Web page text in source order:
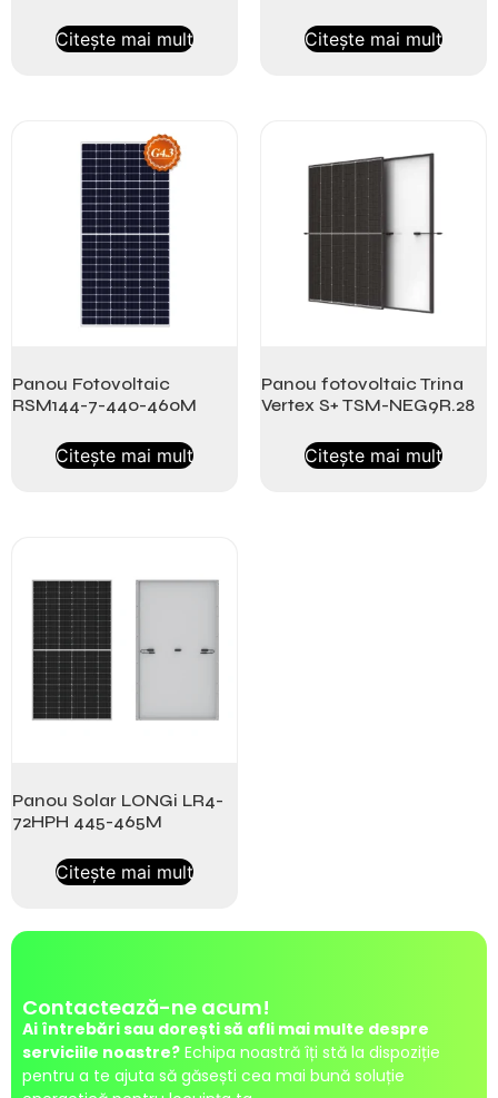
Citește mai mult Citește mai mult
Panou Fotovoltaic
RSM144-7-440-460M
Citește mai mult
Panou fotovoltaic Trina
Vertex S+ TSM-NEG9R.28
Citește mai mult
Panou Solar LONGi LR4-
72HPH 445-465M
Citește mai mult
Contactează-ne acum!
Ai întrebări sau dorești să afli mai multe despre
serviciile noastre? Echipa noastră îți stă la dispoziție
pentru a te ajuta să găsești cea mai bună soluție